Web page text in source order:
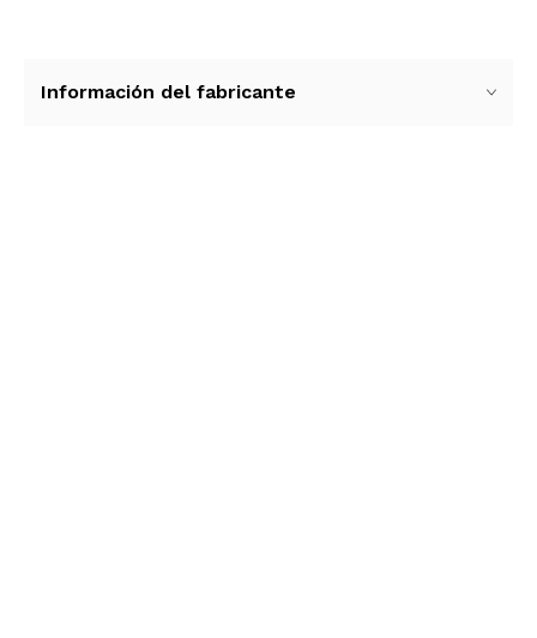
aproximadamente 5.4 kilogramos, este bolso de
Información del fabricante